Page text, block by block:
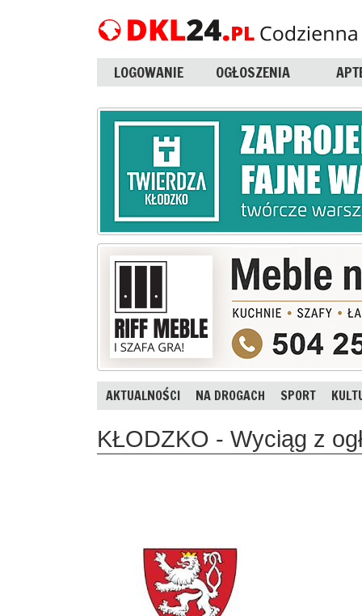
LOGOWANIE OGŁOSZENIA
AKTUALNOŚCI NA DROGACH SPORT
KŁODZKO - Wyciąg z